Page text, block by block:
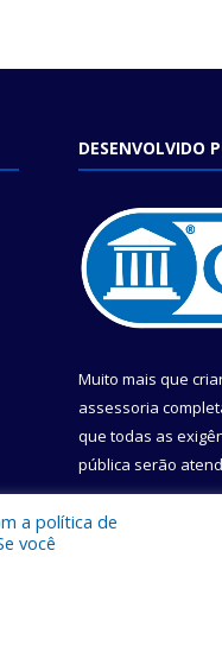
DESENVOLVIDO
Muito mais que
assessoria
que todas as
pública serão
Conheça o
a política de
você